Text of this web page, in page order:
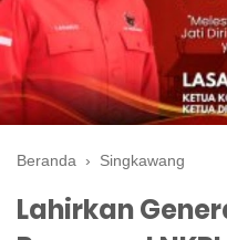
Beranda › Singkawang
Lahirkan